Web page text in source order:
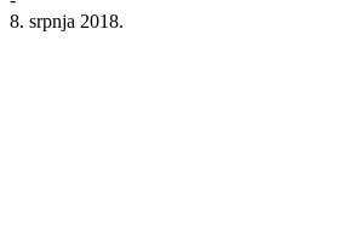
8. srpnja 2018.